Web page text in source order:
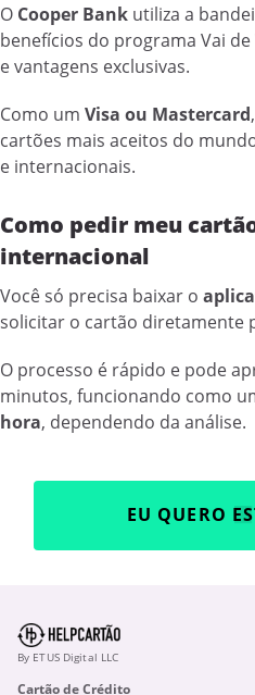
O Cooper Bank utiliza a
benefícios do programa Vai
e vantagens exclusivas.
Como um Visa ou Mastercard
cartões mais aceitos do
e internacionais.
Como pedir meu
internacional
Você só precisa baixar o
solicitar o cartão diretamente
O processo é rápido e pode
minutos, funcionando como
hora, dependendo da análise.
EU QUERO
By ETUS Digital LLC
Cartão de Crédito